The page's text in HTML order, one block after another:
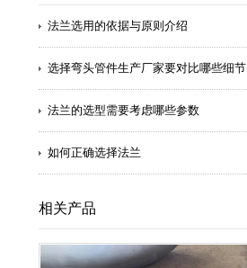
法兰选用的依据与原则介绍
选择弯头管件生产厂家要对比哪些细节
法兰的选型需要考虑哪些参数
如何正确选择法兰
相关产品